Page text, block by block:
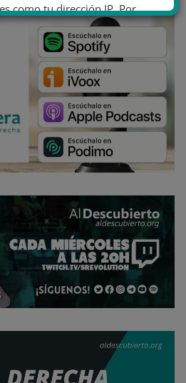
como tu dirección IP. Por
Política de cookies.
personal
Aceptar cookies
Política de cookies